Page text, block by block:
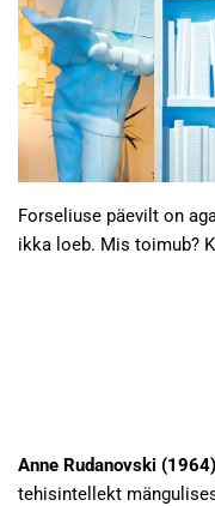
Forseliuse päevilt on
ikka loeb. Mis toimub?
Anne Rudanovski
tehisintellekt